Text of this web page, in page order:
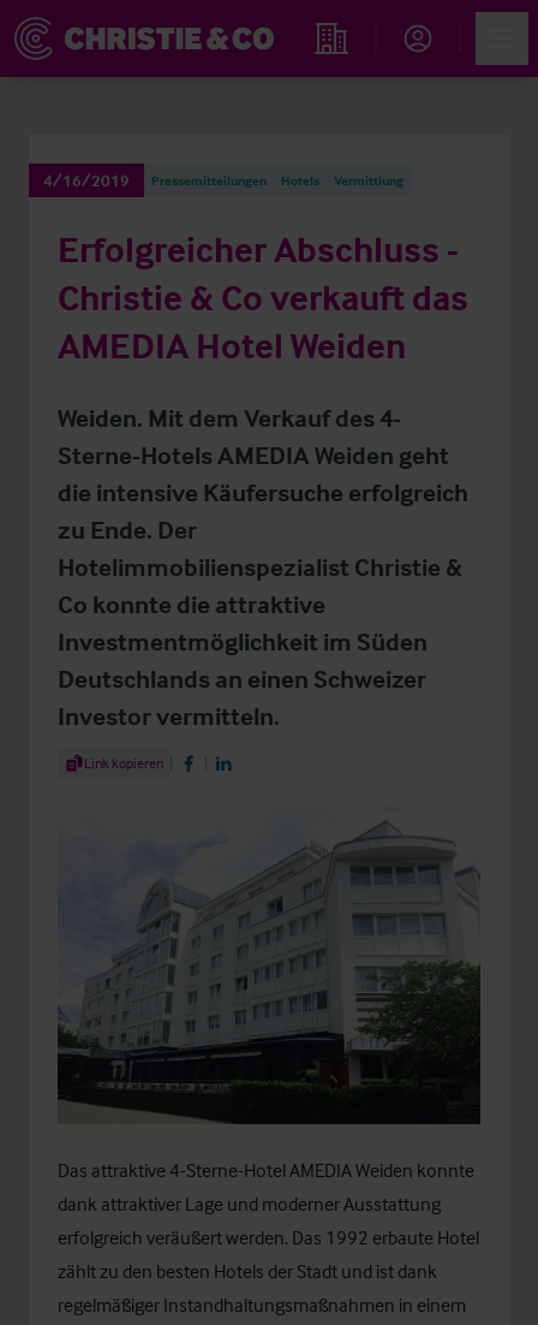
Immobiliensuche
4/16/2019 Pressemitteilungen Hotels Vermittlung
Erfolgreicher Abschluss -
Christie & Co verkauft das
AMEDIA Hotel Weiden
Weiden. Mit dem Verkauf des 4-
Sterne-Hotels AMEDIA Weiden geht
die intensive Käufersuche erfolgreich
zu Ende. Der
Hotelimmobilienspezialist Christie &
Co konnte die attraktive
Investmentmöglichkeit im Süden
Deutschlands an einen Schweizer
Investor vermitteln.
Share Article
Link kopieren Share on Facebook
Share on LinkedIn
Das attraktive 4-Sterne-Hotel AMEDIA Weiden konnte
dank attraktiver Lage und moderner Ausstattung
erfolgreich veräußert werden. Das 1992 erbaute Hotel
zählt zu den besten Hotels der Stadt und ist dank
regelmäßiger Instandhaltungsmaßnahmen in einem